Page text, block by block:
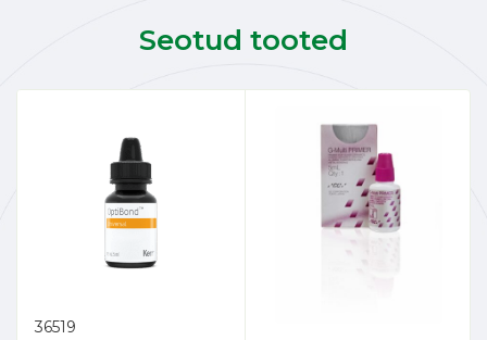
Seotud tooted
36519